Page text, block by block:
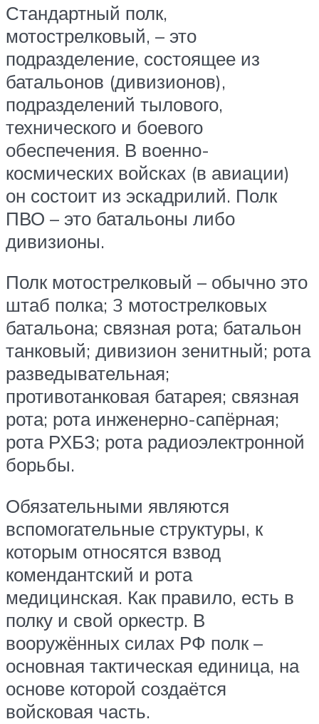
Стандартный полк,
мотострелковый, – это
подразделение, состоящее из
батальонов (дивизионов),
подразделений тылового,
технического и боевого
обеспечения. В военно-
космических войсках (в авиации)
он состоит из эскадрилий. Полк
ПВО – это батальоны либо
дивизионы.
Полк мотострелковый – обычно это
штаб полка; 3 мотострелковых
батальона; связная рота; батальон
танковый; дивизион зенитный; рота
разведывательная;
противотанковая батарея; связная
рота; рота инженерно-сапёрная;
рота РХБЗ; рота радиоэлектронной
борьбы.
Обязательными являются
вспомогательные структуры, к
которым относятся взвод
комендантский и рота
медицинская. Как правило, есть в
полку и свой оркестр. В
вооружённых силах РФ полк –
основная тактическая единица, на
основе которой создаётся
войсковая часть.